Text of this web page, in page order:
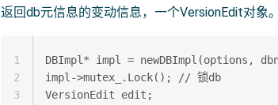
返回db元信息的变动信息，一个VersionEdit对象。
DBImpl* impl = newDBImpl(options,
impl->mutex_.Lock(); // 锁db
VersionEdit edit;
1
2
3